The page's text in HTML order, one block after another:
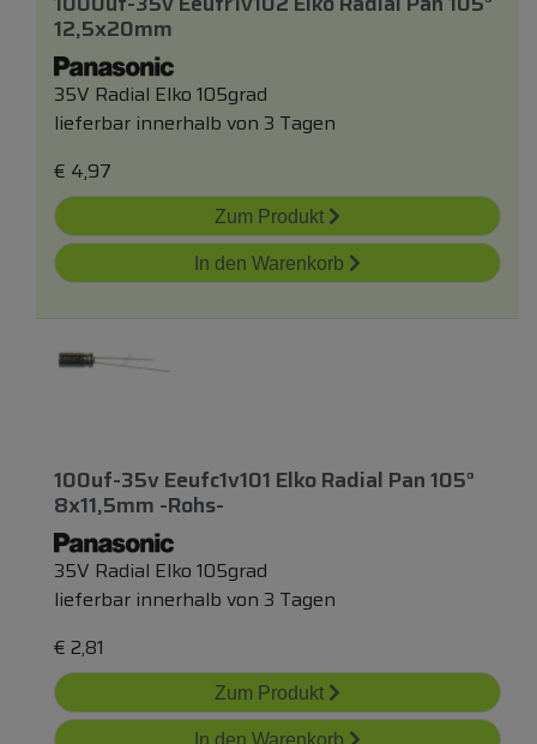
12,5x20mm
35V Radial Elko 105grad
lieferbar innerhalb von 3 Tagen
€ 4,97
Zum Produkt
In den Warenkorb
100uf-35v Eeufc1v101 Elko Radial Pan 105°
8x11,5mm -rohs-
35V Radial Elko 105grad
lieferbar innerhalb von 3 Tagen
€ 2,81
Zum Produkt
In den Warenkorb